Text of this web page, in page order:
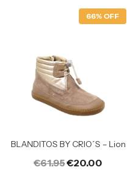
66% OFF
BLANDITOS BY CRIO´S – Lion
€61.95€20.00